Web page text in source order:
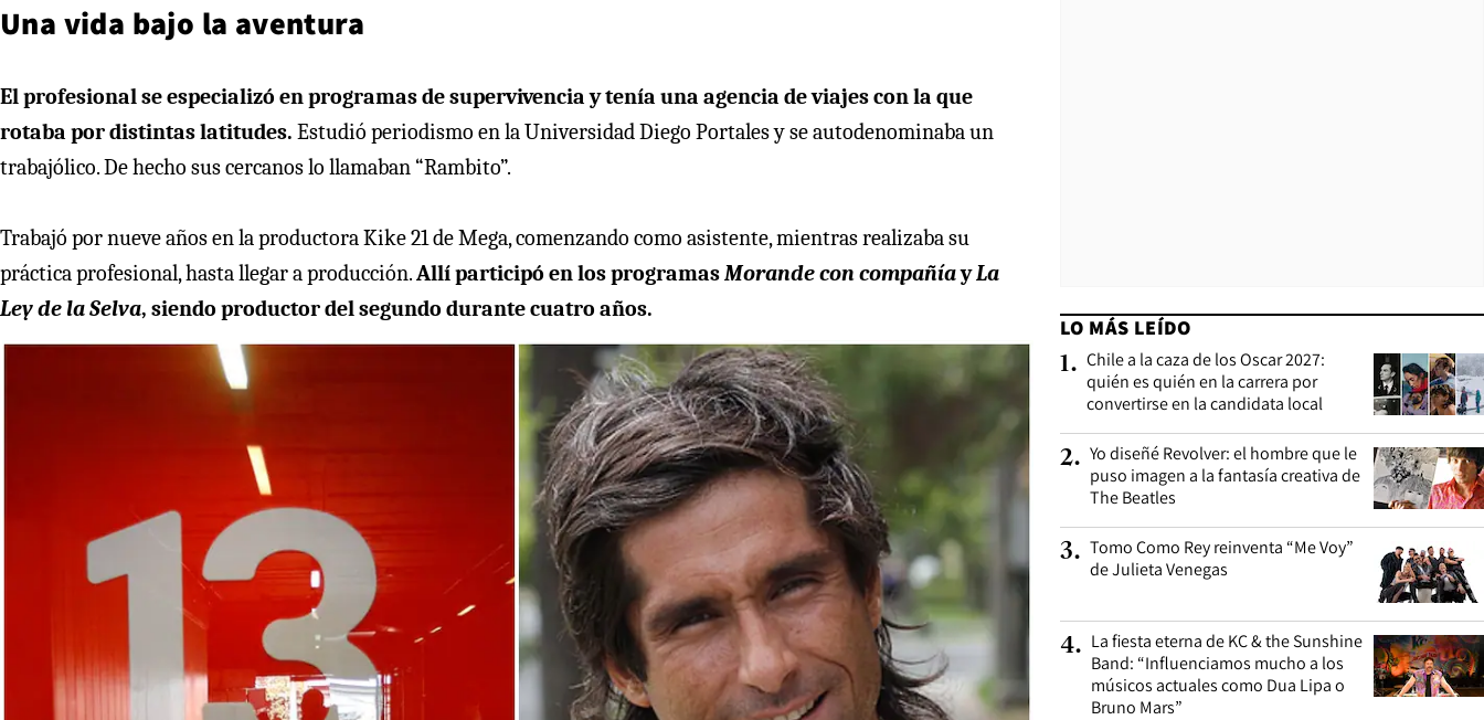
Una vida bajo la aventura
El profesional se especializó en programas de supervivencia y tenía una agencia de viajes con la que
rotaba por distintas latitudes. Estudió periodismo en la Universidad Diego Portales y se autodenominaba un
trabajólico. De hecho sus cercanos lo llamaban “Rambito”.
Trabajó por nueve años en la productora Kike 21 de Mega, comenzando como asistente, mientras realizaba su
práctica profesional, hasta llegar a producción.Allí participó en los programasMorande con compañíayLa
Ley de la Selva, siendo productor del segundo durante cuatro años.
LO MÁS LEÍDO
1. Chile a la caza de los Oscar 2027:
quién es quién en la carrera por
convertirse en la candidata local
2. Yo diseñé Revolver: el hombre que le
puso imagen a la fantasía creativa de
The Beatles
3. Tomo Como Rey reinventa “Me Voy”
de Julieta Venegas
4. La fiesta eterna de KC & the Sunshine
Band: “Influenciamos mucho a los
músicos actuales como Dua Lipa o
Bruno Mars”